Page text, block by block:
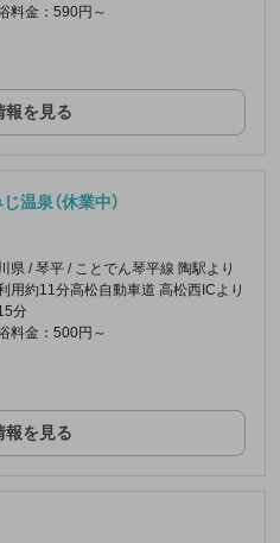
料金：590円～
報を見る
温泉（休業中）
県 / 琴平 / ことでん琴平線 陶駅より
用約11分高松自動車道 高松西ICより
分
料金：500円～
報を見る